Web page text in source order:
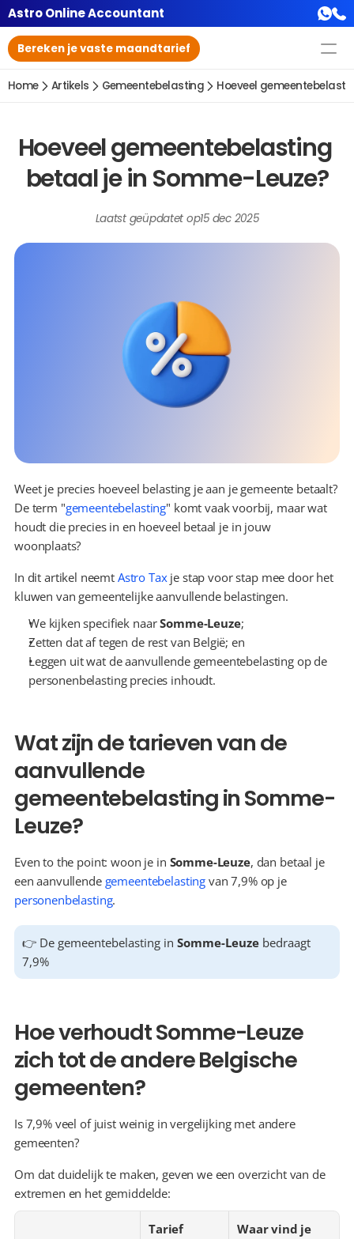
Astro Online Accountant
Bereken je vaste maandtarief
Home Artikels Gemeentebelasting Hoeveel
Hoeveel gemeentebelasting
betaal je in Somme-Leuze?
Laatst geüpdatet op15 dec 2025
Weet je precies hoeveel belasting je aan je gemeente betaalt?
De term "gemeentebelasting" komt vaak voorbij, maar wat
houdt die precies in en hoeveel betaal je in jouw
woonplaats?
In dit artikel neemt Astro Tax je stap voor stap mee door het
kluwen van gemeentelijke aanvullende belastingen.
We kijken specifiek naar Somme-Leuze;
Zetten dat af tegen de rest van België; en
Leggen uit wat de aanvullende gemeentebelasting op de
personenbelasting precies inhoudt.
Wat zijn de tarieven van de
aanvullende
gemeentebelasting in Somme-
Leuze?
Even to the point: woon je in Somme-Leuze, dan betaal je
een aanvullende gemeentebelasting
van 7,9% op je
personenbelasting.
👉 De gemeentebelasting in Somme-Leuze bedraagt
7,9%
Hoe verhoudt Somme-Leuze
zich tot de andere Belgische
gemeenten?
Is 7,9% veel of juist weinig in vergelijking met andere
gemeenten?
Om dat duidelijk te maken, geven we een overzicht van de
extremen en het gemiddelde:
Tarief
Waar vind je